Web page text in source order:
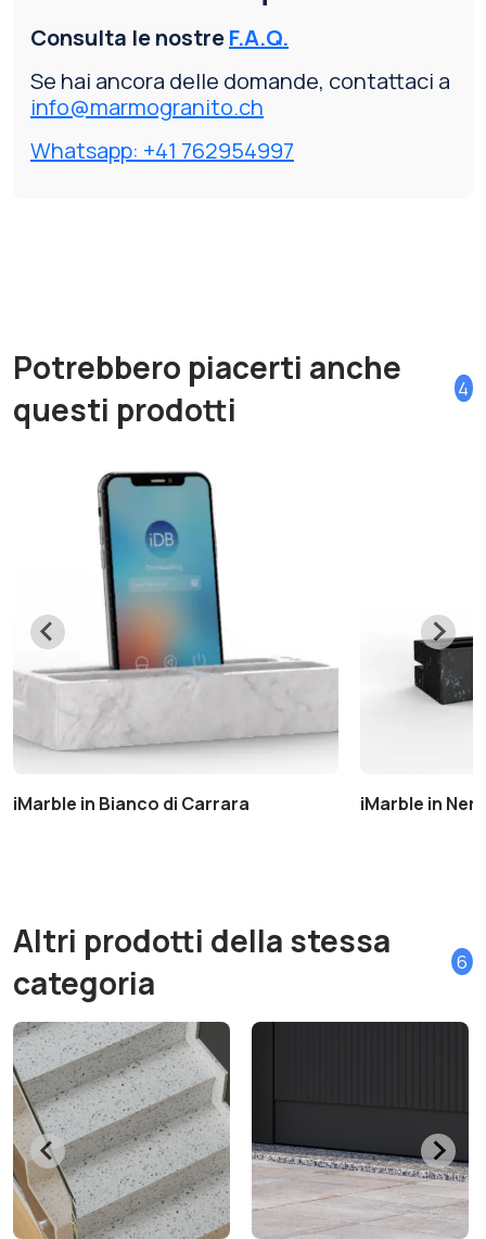
Consulta le nostreF.A.Q.
Se hai ancora delle domande, contattaci a
info@marmogranito.ch
Whatsapp: +41 762954997
Potrebbero piacerti anche
questi prodotti
4
iMarble in Bianco di Carrara iMarble in
Altri prodotti della stessa
categoria
6